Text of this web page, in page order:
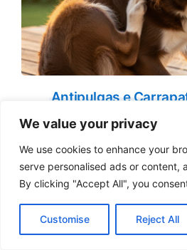
We value your privacy
We use cookies to enhance your
serve personalised ads or content,
By clicking "Accept All", you
Customise Reject All
Antipulgas e
Contínua por até 3